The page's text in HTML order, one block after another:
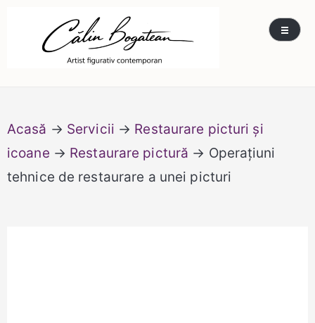
Călin Bogătean
Picturi originale, icoane contemporane pe lemn
și sticlă, portrete și restaurare artă – Călin
Bogătean
Acasă → Servicii → Restaurare picturi și
icoane → Restaurare pictură → Operațiuni
tehnice de restaurare a unei picturi